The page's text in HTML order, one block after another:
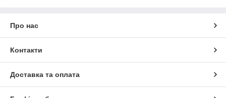
Про нас
Контакти
Доставка та оплата